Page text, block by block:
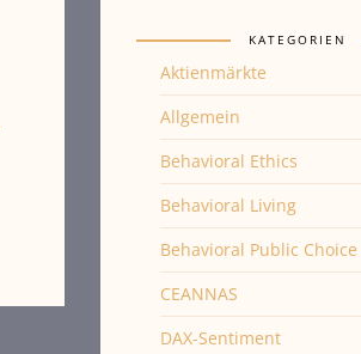
KATEGORIEN
Aktienmärkte
Allgemein
Behavioral Ethics
Behavioral Living
Behavioral Public Choice
CEANNAS
DAX-Sentiment